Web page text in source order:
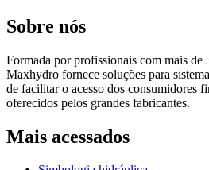
Sobre nós
Formada por profissionais com mais de
Maxhydro fornece soluções para
de facilitar o acesso dos consumidores
oferecidos pelos grandes fabricantes.
Mais acessados